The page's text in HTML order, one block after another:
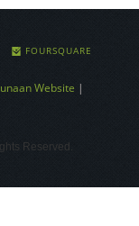
FOURSQUARE
Website |
Reserved.